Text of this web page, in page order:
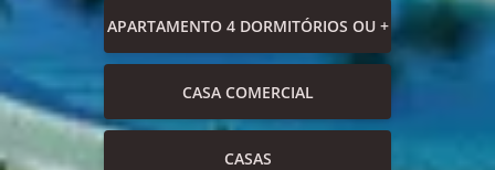
APARTAMENTO 4 DORMITÓRIOS OU +
CASA COMERCIAL
CASAS